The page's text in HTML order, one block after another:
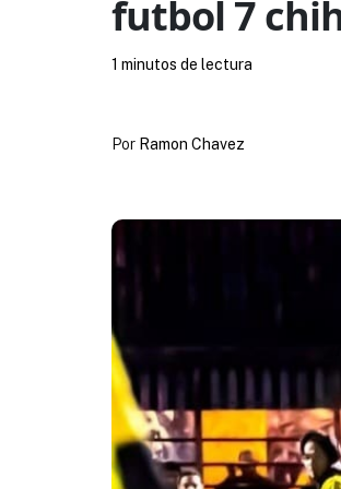
futbol 7
Por Ramon Chavez
1 minutos de lectura